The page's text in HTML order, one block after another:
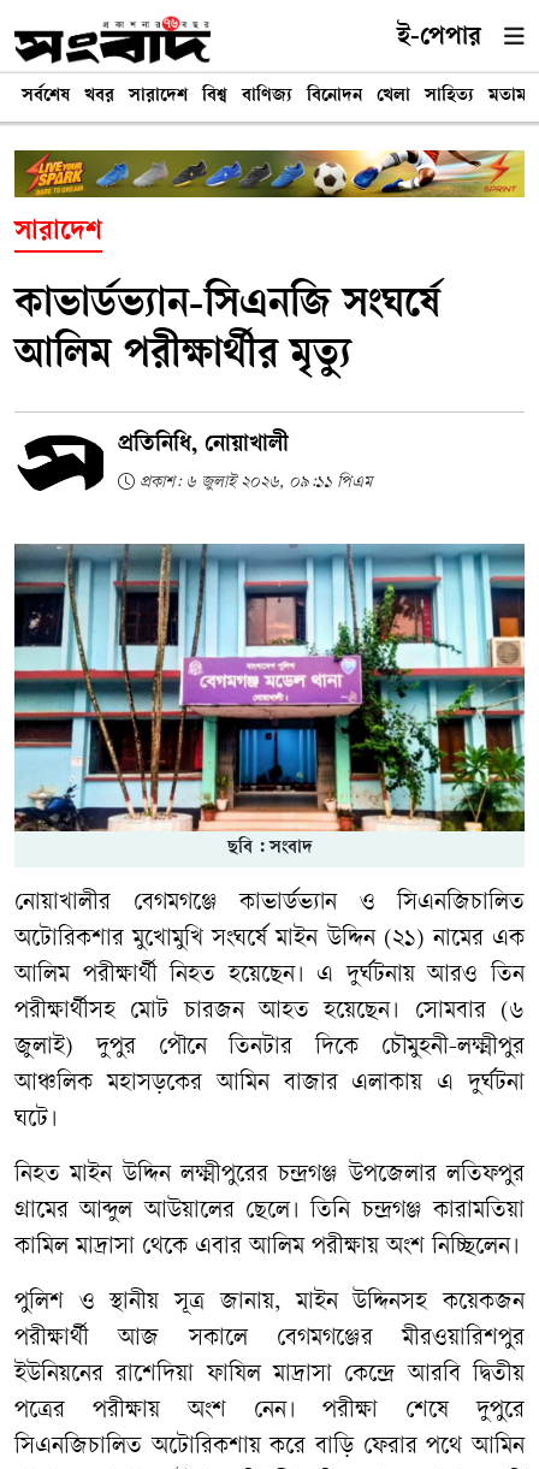
ই-পেপার
সর্বশেষ খবর সারাদেশ বিশ্ব বাণিজ্য বিনোদন খেলা সাহিত্য মতামত
সারাদেশ
কাভার্ডভ্যান-সিএনজি সংঘর্ষে
আলিম পরীক্ষার্থীর মৃত্যু
প্রতিনিধি, নোয়াখালী
প্রকাশ: ৬ জুলাই ২০২৬, ০৯:১১ পিএম
ছবি : সংবাদ
নোয়াখালীর বেগমগঞ্জে কাভার্ডভ্যান ও সিএনজিচালিত
অটোরিকশার মুখোমুখি সংঘর্ষে মাইন উদ্দিন (২১) নামের এক
আলিম পরীক্ষার্থী নিহত হয়েছেন। এ দুর্ঘটনায় আরও তিন
পরীক্ষার্থীসহ মোট চারজন আহত হয়েছেন। সোমবার (৬
জুলাই) দুপুর পৌনে তিনটার দিকে চৌমুহনী-লক্ষ্মীপুর
আঞ্চলিক মহাসড়কের আমিন বাজার এলাকায় এ দুর্ঘটনা
ঘটে।
নিহত মাইন উদ্দিন লক্ষ্মীপুরের চন্দ্রগঞ্জ উপজেলার লতিফপুর
গ্রামের আব্দুল আউয়ালের ছেলে। তিনি চন্দ্রগঞ্জ কারামতিয়া
কামিল মাদ্রাসা থেকে এবার আলিম পরীক্ষায় অংশ নিচ্ছিলেন।
পুলিশ ও স্থানীয় সূত্র জানায়, মাইন উদ্দিনসহ কয়েকজন
পরীক্ষার্থী আজ সকালে বেগমগঞ্জের মীরওয়ারিশপুর
ইউনিয়নের রাশেদিয়া ফাযিল মাদ্রাসা কেন্দ্রে আরবি দ্বিতীয়
পত্রের পরীক্ষায় অংশ নেন। পরীক্ষা শেষে দুপুরে
সিএনজিচালিত অটোরিকশায় করে বাড়ি ফেরার পথে আমিন